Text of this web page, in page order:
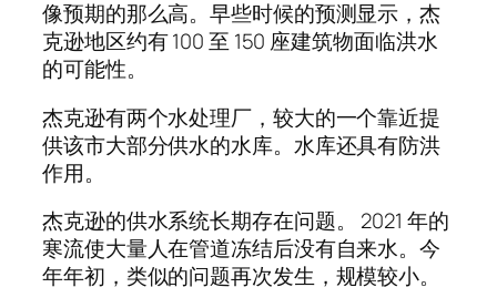
像预期的那么高。早些时候的预测显示，杰
克逊地区约有 100 至 150 座建筑物面临洪水
的可能性。
杰克逊有两个水处理厂，较大的一个靠近提
供该市大部分供水的水库。水库还具有防洪
作用。
杰克逊的供水系统长期存在问题。 2021 年的
寒流使大量人在管道冻结后没有自来水。今
年年初，类似的问题再次发生，规模较小。